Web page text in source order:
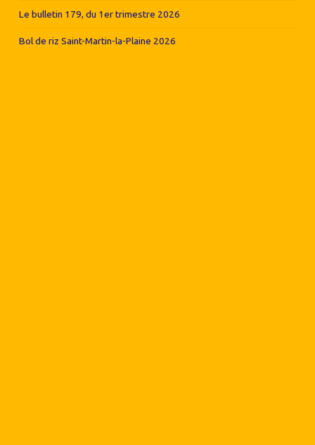
Le bulletin 179, du 1er trimestre 2026
Bol de riz Saint-Martin-la-Plaine 2026